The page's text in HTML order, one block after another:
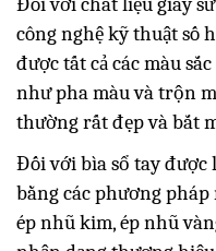
Đối với chất liệu giấy
công nghệ kỹ thuật số
được tất cả các màu
như pha màu và trộn
thường rất đẹp và bắt
Đối với bìa sổ tay được
bằng các phương
ép nhũ kim, ép nhũ